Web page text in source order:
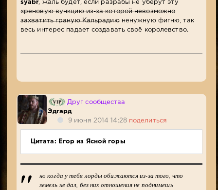
syabr , жаль будет, если разрабы не уберут эту
хреновую вункцию из-за которой невозможно
захватить граную Кальрадиюненужную фигню, так
весь интерес падает создавать своё королевство.
Друг сообщества
Эдгард
9 июня 2014 14:28 поделиться
Цитата: Егор из Ясной горы
но когда у тебя лорды обижаются из-за того, что
земель не дал, без них отношения не поднимешь